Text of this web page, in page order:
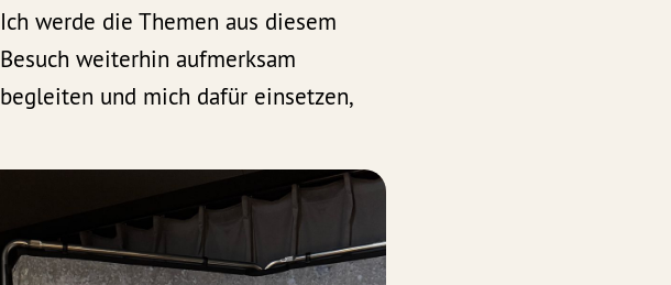
Ich werde die Themen aus diesem
Besuch weiterhin aufmerksam
begleiten und mich dafür einsetzen,